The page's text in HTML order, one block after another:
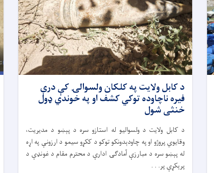
د کابل ولایت په کلکان ولسوالۍ کې درې
فیره ناچاوده توکي کشف او په خوندي ډول
خنثی شول
د کابل ولایت د ولسوالیو له استازو سره د پېښو د مدیریت،
وقایوي پروژو او په چاودېدونکو توکو د ککړو سیمو د ارزونې په اړه
له پېښو سره د مبارزې آمادګۍ ادارې د محترم مقام د غونډې د
پرېکړې پر. . .